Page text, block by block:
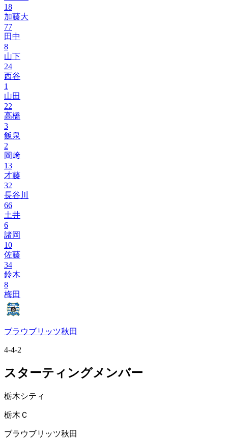
18
加藤大
77
田中
8
山下
24
西谷
1
山田
22
高橋
3
飯泉
2
岡﨑
13
才藤
32
長谷川
66
土井
6
諸岡
10
佐藤
34
鈴木
8
梅田
ブラウブリッツ秋田
4-4-2
スターティングメンバー
栃木シティ
栃木Ｃ
ブラウブリッツ秋田